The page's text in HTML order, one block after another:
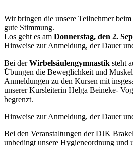
Wir bringen die unsere Teilnehmer beim
gute Stimmung.
Los geht es am Donnerstag, den 2.
Hinweise zur Anmeldung, der Dauer
Bei derWirbelsäulengymnastik steht
Übungen die Beweglichkeit und
Anmeldungen zu den Kursen mit
unserer Kursleiterin Helga Beineke-
begrenzt.
Hinweise zur Anmeldung, der Dauer
Bei den Veranstaltungen der DJK
unbedingt unsere Hygieneordnung